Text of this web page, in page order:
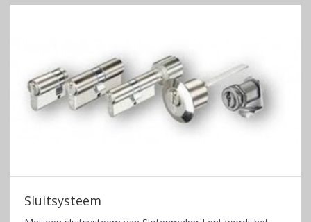
Sluitsysteem